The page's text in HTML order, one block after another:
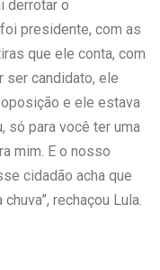
derrotar o
presidente, com as
que ele conta, com
ser candidato, ele
e ele estava
só para você ter uma
mim. E o nosso
cidadão acha que
rechaçou Lula.